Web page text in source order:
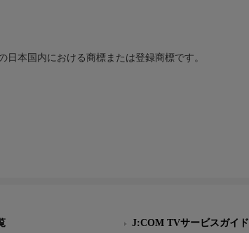
本国内における商標または登録商標です。
J:COM TVサービスガイド